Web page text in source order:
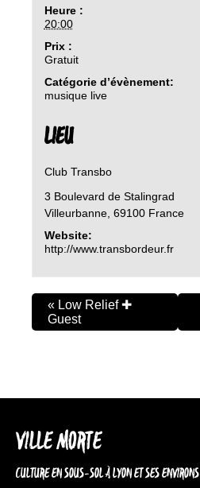
Heure :
20:00
Prix :
Gratuit
Catégorie d’évènement:
musique live
LIEU
Club Transbo
3 Boulevard de Stalingrad
Villeurbanne, 69100 France
Website:
http://www.transbordeur.fr
« Low Relief ✚
Guest
VILLE MORTE
CULTURE EN SOUS-SOL À LYON ET SES ENVIRONS